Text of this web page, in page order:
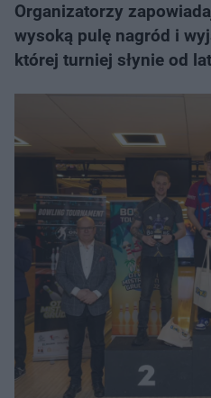
Organizatorzy
wysoką pulę nagród i
której turniej słynie od